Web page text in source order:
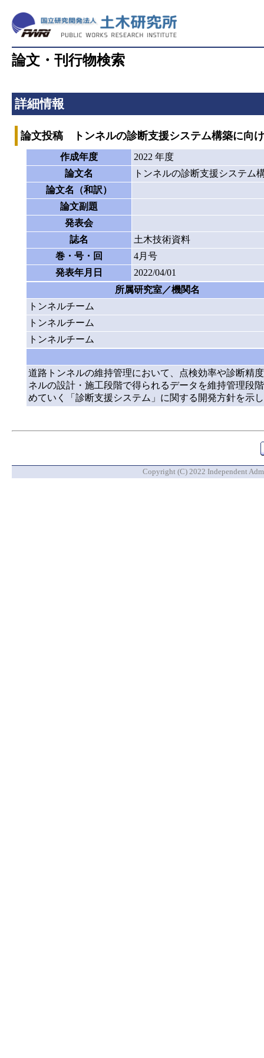
論文・刊行物検索
詳細情報
論文投稿 トンネルの診断支援システム構築に向
作成年度
2022 年度
論文名
トンネルの診断支援システム
論文名（和訳）
論文副題
発表会
誌名
土木技術資料
巻・号・回
4月号
発表年月日
2022/04/01
所属研究室／機関名
トンネルチーム
トンネルチーム
トンネルチーム
道路トンネルの維持管理において、点検効率や診断精
ネルの設計・施工段階で得られるデータを維持管理段
めていく「診断支援システム」に関する開発方針を示
Copyright (C) 2022 Independent